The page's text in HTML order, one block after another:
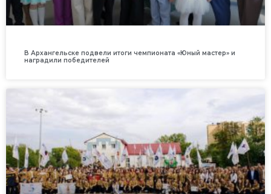
В Архангельске подвели итоги чемпионата «Юный мастер» и
наградили победителей